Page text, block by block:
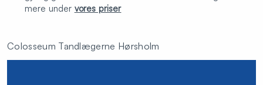
mere under vores priser
Colosseum Tandlægerne Hørsholm